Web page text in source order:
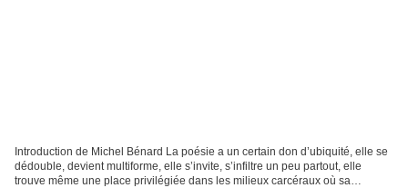
Introduction de Michel Bénard La poésie a un certain don d’ubiquité, elle se
dédouble, devient multiforme, elle s’invite, s’infiltre un peu partout, elle
trouve même une place privilégiée dans les milieux carcéraux où sa